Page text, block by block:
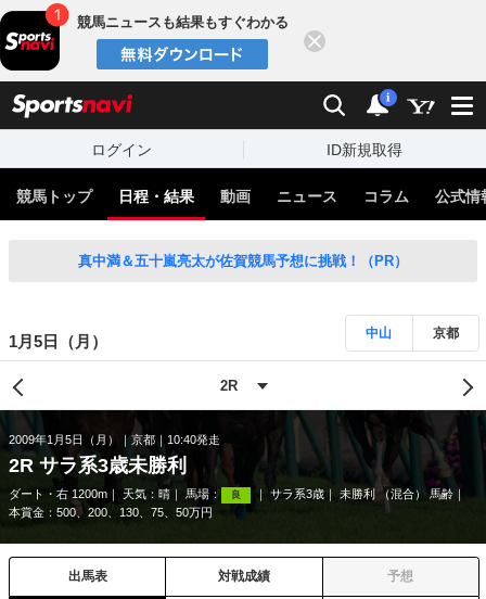
競馬ニュースも結果もすぐわかる
検索 通知
i
ログイン ID新規取得
競馬トップ 日程・結果 動画 ニュース コラム 公式情
真中満＆五十嵐亮太が佐賀競馬予想に挑戦！（PR）
1月5日（月） 中山 京都
2009年1月5日（月） 京都 10:40発走
2R サラ系3歳未勝利
ダート・右 1200m 天気： 晴 馬場： 良 サラ系3歳
未勝利 （混合） 馬齢
本賞金：500、200、130、75、50万円
出馬表 対戦成績 予想